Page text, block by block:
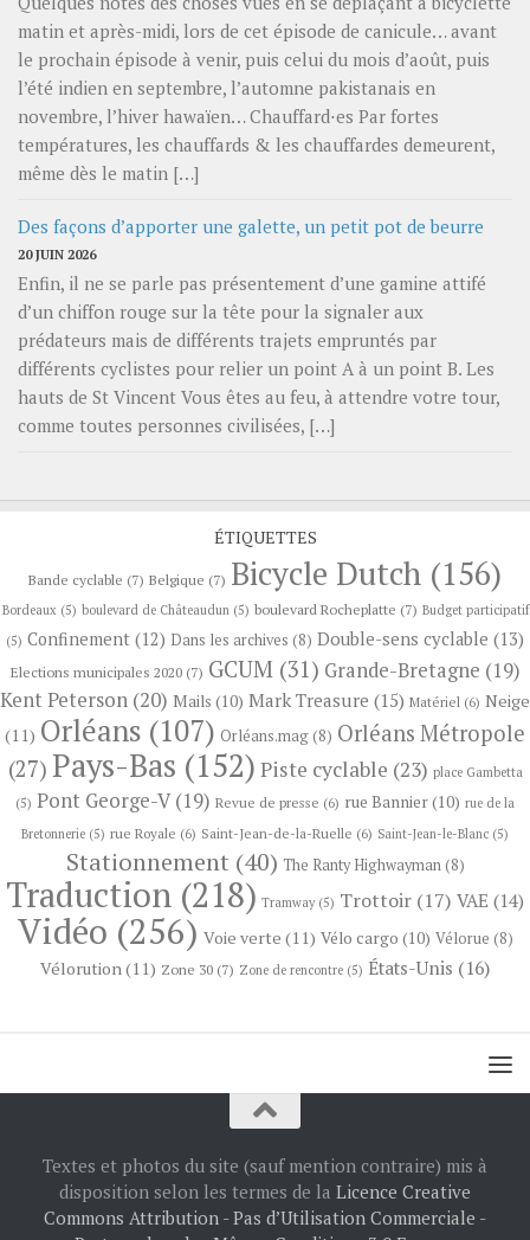
matin et après-midi, lors de cet épisode de canicule… avant
le prochain épisode à venir, puis celui du mois d’août, puis
l’été indien en septembre, l’automne pakistanais en
novembre, l’hiver hawaïen… Chauffard⋅es Par fortes
températures, les chauffards & les chauffardes demeurent,
même dès le matin […]
Des façons d’apporter une galette, un petit pot de beurre
20 JUIN 2026
Enfin, il ne se parle pas présentement d’une gamine attifé
d’un chiffon rouge sur la tête pour la signaler aux
prédateurs mais de différents trajets empruntés par
différents cyclistes pour relier un point A à un point B. Les
hauts de St Vincent Vous êtes au feu, à attendre votre tour,
comme toutes personnes civilisées, […]
ÉTIQUETTES
Bande cyclable (7) Belgique (7) Bicycle Dutch (156)
Bordeaux(5) boulevard de Châteaudun(5) boulevard Rocheplatte (7) Budget participatif
(5) Confinement (12) Dans les archives (8) Double-sens cyclable (13)
Elections municipales 2020(7) GCUM(31) Grande-Bretagne (19)
Kent Peterson (20) Mails (10) Mark Treasure (15) Matériel (6) Neige
(11) Orléans (107) Orléans.mag (8) Orléans Métropole
(27) Pays-Bas (152) Piste cyclable (23) place Gambetta
(5) Pont George-V(19) Revue de presse (6) rue Bannier(10) rue de la
Bretonnerie (5) rue Royale (6) Saint-Jean-de-la-Ruelle (6) Saint-Jean-le-Blanc (5)
Stationnement (40) The Ranty Highwayman(8)
Traduction (218) Tramway(5) Trottoir (17) VAE (14)
Vidéo (256) Voie verte (11) Vélo cargo (10) Vélorue (8)
Vélorution(11) Zone 30 (7) Zone de rencontre (5) États-Unis (16)
Textes et photos du site (sauf mention contraire) mis à
disposition selon les termes de la Licence Creative
Commons Attribution - Pas d’Utilisation Commerciale -